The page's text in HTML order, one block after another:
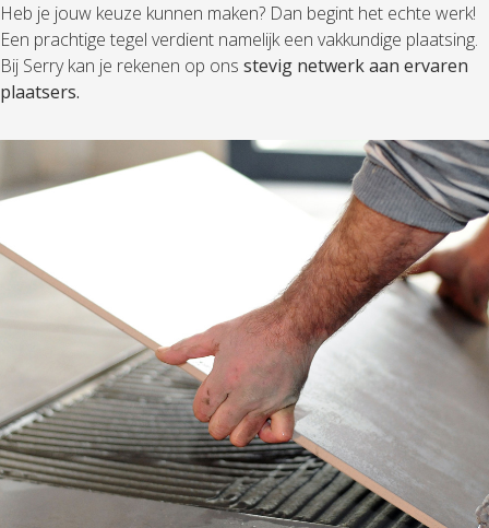
Heb je jouw keuze kunnen maken? Dan begint het echte werk!
Een prachtige tegel verdient namelijk een vakkundige plaatsing.
Bij Serry kan je rekenen op ons stevig netwerk aan ervaren
plaatsers.
Zoek een plaatser